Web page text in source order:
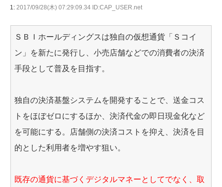
1: 2017/09/28(木) 07:29:09.34 ID:CAP_USER.net
ＳＢＩホールディングスは独自の仮想通貨「Ｓコイ
ン」を新たに発行し、小売店舗などでの消費者の決済
手段として普及を目指す。
独自の決済基盤システムを開発することで、送金コス
トをほぼゼロにするほか、決済代金の即日現金化など
を可能にする。店舗側の決済コストを抑え、決済を目
的とした利用者を増やす狙い。
既存の通貨に基づくデジタルマネーとしてでなく、取